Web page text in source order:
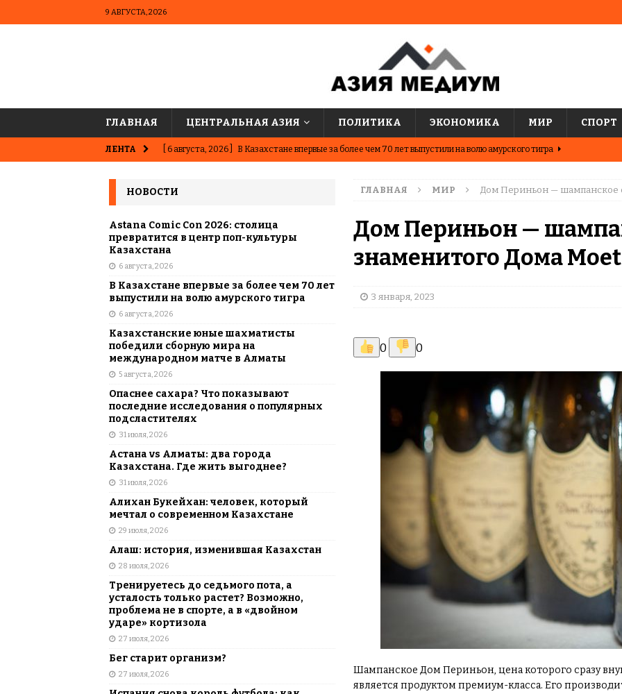
9 АВГУСТА, 2026
ГЛАВНАЯ ЦЕНТРАЛЬНАЯ АЗИЯ ПОЛИТИКА ЭКОНОМИКА МИР СПОРТ
ЛЕНТА [ 6 августа, 2026 ] В Казахстане впервые за более чем 70 лет выпустили на волю амурского тигра
[ 5 августа, 2026 ] Казахстанские юные шахматисты победили сборную мира на международном
матче в Алматы
[ 31 июля, 2026 ] Опаснее сахара? Что показывают последние исследования о популярных
подсластителях
[ 31 июля, 2026 ] Астана vs Алматы: два города Казахстана. Где жить выгоднее?
АЗИЯ
[ 6 августа, 2026 ] Astana Comic Con 2026: столица превратится в центр поп-культуры Казахстана
КАЗАХСТАН
ГЛАВНАЯ МИР Дом Периньон — шампанское
Дом Периньон —
знаменитого Дома
3 января, 2023
0 0
Шампанское Дом Периньон, цена которого сразу
является продуктом премиум-класса. Его
НОВОСТИ
Astana Comic Con 2026: столица
превратится в центр поп-культуры
Казахстана
6 августа, 2026
В Казахстане впервые за более чем 70 лет
выпустили на волю амурского тигра
6 августа, 2026
Казахстанские юные шахматисты
победили сборную мира на
международном матче в Алматы
5 августа, 2026
Опаснее сахара? Что показывают
последние исследования о популярных
подсластителях
31 июля, 2026
Астана vs Алматы: два города
Казахстана. Где жить выгоднее?
31 июля, 2026
Алихан Букейхан: человек, который
мечтал о современном Казахстане
29 июля, 2026
Алаш: история, изменившая Казахстан
28 июля, 2026
Тренируетесь до седьмого пота, а
усталость только растет? Возможно,
проблема не в спорте, а в «двойном
ударе» кортизола
27 июля, 2026
Бег старит организм?
27 июля, 2026